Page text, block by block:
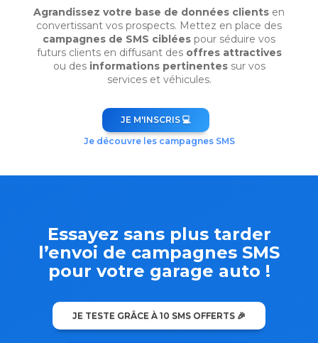
Agrandissez votre base de données clients en
convertissant vos prospects. Mettez en place des
campagnes de SMS ciblées pour séduire vos
futurs clients en diffusant des offres attractives
ou des informations pertinentessur vos
services et véhicules.
JE M'INSCRIS 💻
Je découvre les campagnes SMS
Essayez sans plus tarder
l’envoi de campagnes SMS
pour votre garage auto !
JE TESTE GRÂCE À 10 SMS OFFERTS 🎉